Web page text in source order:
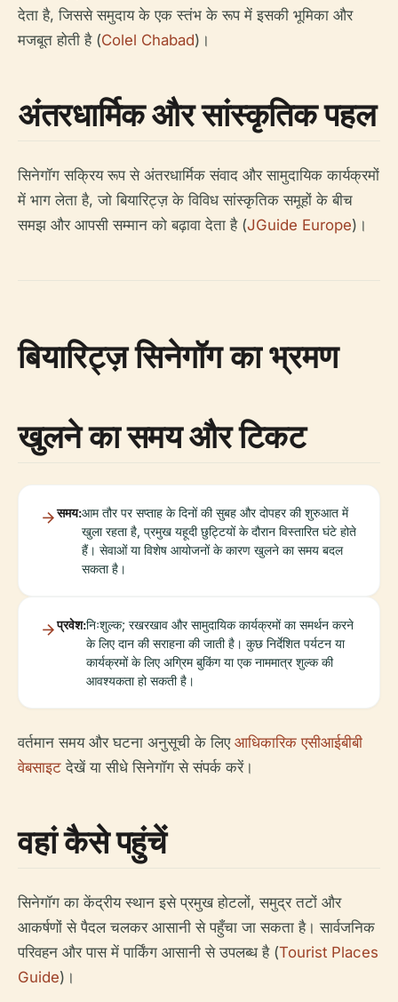
देता है, जिससे समुदाय के एक स्तंभ के रूप में इसकी भूमिका और
मजबूत होती है (Colel Chabad)।
अंतरधार्मिक और सांस्कृतिक पहल
सिनेगॉग सक्रिय रूप से अंतरधार्मिक संवाद और सामुदायिक कार्यक्रमों
में भाग लेता है, जो बियारिट्ज़ के विविध सांस्कृतिक समूहों के बीच
समझ और आपसी सम्मान को बढ़ावा देता है (JGuide Europe)।
बियारिट्ज़ सिनेगॉग का भ्रमण
खुलने का समय और टिकट
समय:आम तौर पर सप्ताह के दिनों की सुबह और दोपहर की शुरुआत में
खुला रहता है, प्रमुख यहूदी छुट्टियों के दौरान विस्तारित घंटे होते
हैं। सेवाओं या विशेष आयोजनों के कारण खुलने का समय बदल
सकता है।
प्रवेश:निःशुल्क; रखरखाव और सामुदायिक कार्यक्रमों का समर्थन करने
के लिए दान की सराहना की जाती है। कुछ निर्देशित पर्यटन या
कार्यक्रमों के लिए अग्रिम बुकिंग या एक नाममात्र शुल्क की
आवश्यकता हो सकती है।
वर्तमान समय और घटना अनुसूची के लिए आधिकारिक एसीआईबीबी
वेबसाइट देखें या सीधे सिनेगॉग से संपर्क करें।
वहां कैसे पहुंचें
सिनेगॉग का केंद्रीय स्थान इसे प्रमुख होटलों, समुद्र तटों और
आकर्षणों से पैदल चलकर आसानी से पहुँचा जा सकता है। सार्वजनिक
परिवहन और पास में पार्किंग आसानी से उपलब्ध है (Tourist Places
Guide)।